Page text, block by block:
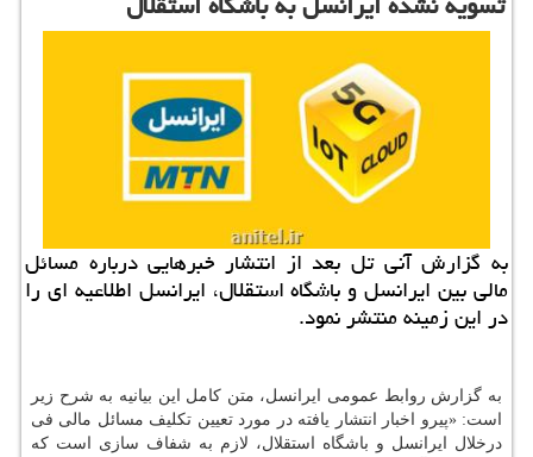
به گزارش آنی تل بعد از انتشار خبرهایی درباره مسائل
مالی بین ایرانسل و باشگاه استقلال، ایرانسل اطلاعیه ای را
در این زمینه منتشر نمود.
به گزارش روابط عمومی ایرانسل، متن كامل این بیانیه به شرح زیر
است: «پیرو اخبار انتشار یافته در مورد تعیین تكلیف مسائل مالی فی
درخلال ایرانسل و باشگاه استقلال، لازم به شفاف سازی است كه